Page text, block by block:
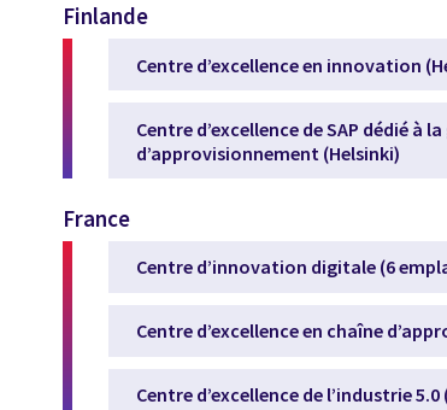
Finlande
Centre d’excellence en innovation
Centre d’excellence de SAP dédié à
d’approvisionnement (Helsinki)
France
Centre d’innovation digitale (6
Centre d’excellence en chaîne
Centre d’excellence de l’industrie